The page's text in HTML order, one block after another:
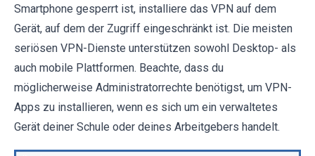
Smartphone gesperrt ist, installiere das VPN auf dem
Gerät, auf dem der Zugriff eingeschränkt ist. Die meisten
seriösen VPN-Dienste unterstützen sowohl Desktop- als
auch mobile Plattformen. Beachte, dass du
möglicherweise Administratorrechte benötigst, um VPN-
Apps zu installieren, wenn es sich um ein verwaltetes
Gerät deiner Schule oder deines Arbeitgebers handelt.